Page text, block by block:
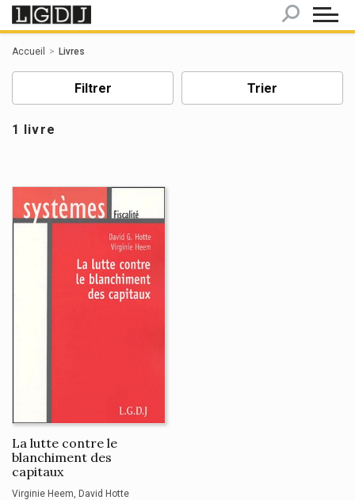
Accueil Livres
Filtrer Trier
1 livre
La lutte contre le
blanchiment des
capitaux
Virginie Heem David Hotte
Panneau de gestion des cookies